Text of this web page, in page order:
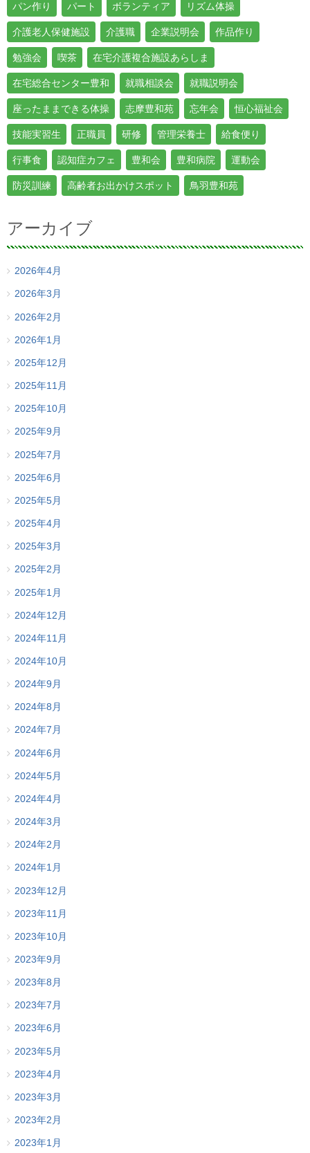
パン作り パート ボランティア リズム体操
介護老人保健施設 介護職 企業説明会 作品作り
勉強会 喫茶 在宅介護複合施設あらしま
在宅総合センター豊和 就職相談会 就職説明会
座ったままできる体操 志摩豊和苑 忘年会 恒心福祉会
技能実習生 正職員 研修 管理栄養士 給食便り
行事食 認知症カフェ 豊和会 豊和病院 運動会
防災訓練 高齢者お出かけスポット 鳥羽豊和苑
アーカイブ
2026年4月
2026年3月
2026年2月
2026年1月
2025年12月
2025年11月
2025年10月
2025年9月
2025年7月
2025年6月
2025年5月
2025年4月
2025年3月
2025年2月
2025年1月
2024年12月
2024年11月
2024年10月
2024年9月
2024年8月
2024年7月
2024年6月
2024年5月
2024年4月
2024年3月
2024年2月
2024年1月
2023年12月
2023年11月
2023年10月
2023年9月
2023年8月
2023年7月
2023年6月
2023年5月
2023年4月
2023年3月
2023年2月
2023年1月